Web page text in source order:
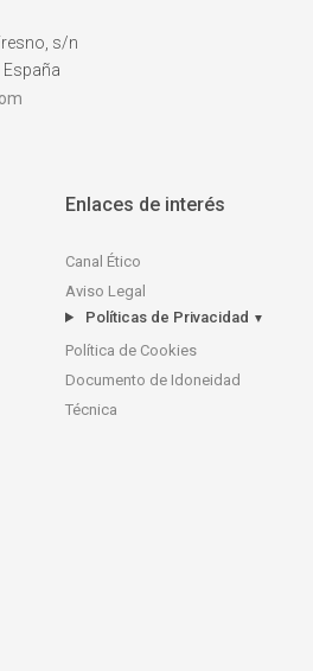
s/n
Enlaces de interés
Canal Ético
Aviso Legal
Políticas de Privacidad
▼
Política de Cookies
Documento de Idoneidad
Técnica